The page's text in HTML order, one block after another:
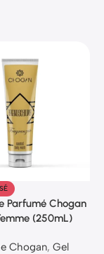
Parfumé Chogan
(250mL)
Chogan, Gel